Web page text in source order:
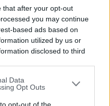
that after your opt-out
you may continue
based ads based on
utilized by us or
disclosed to third
opt-out of the further
your personal information
Data
Opt Outs
al via i lavori di
In futuro una